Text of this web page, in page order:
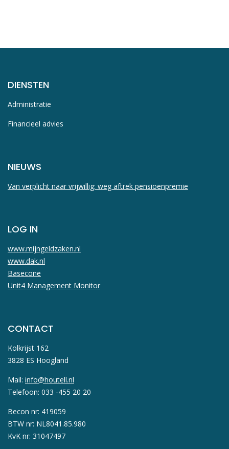
DIENSTEN
Administratie
Financieel advies
NIEUWS
Van verplicht naar vrijwillig: weg aftrek pensioenpremie
LOG IN
www.mijngeldzaken.nl
www.dak.nl
Basecone
Unit4 Management Monitor
CONTACT
Kolkrijst 162
3828 ES Hoogland
Mail: info@houtell.nl
Telefoon: 033 -455 20 20
Becon nr: 419059
BTW nr: NL8041.85.980
KvK nr: 31047497